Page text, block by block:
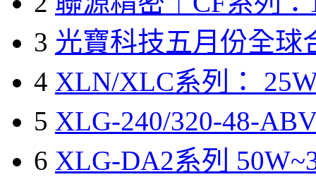
3 光寶科技五月份全球
4 XLN/XLC系列：
5 XLG-240/320-48-
6 XLG-DA2系列